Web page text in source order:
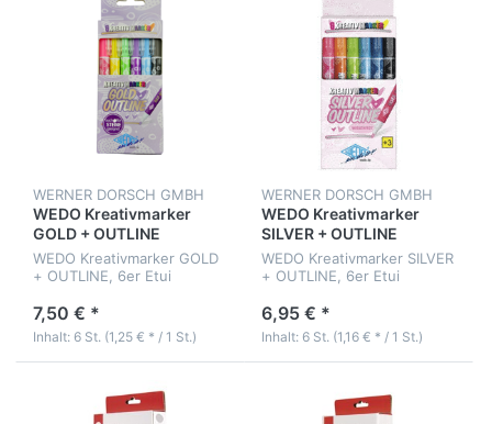
WERNER DORSCH GMBH
WEDO Kreativmarker
GOLD + OUTLINE
WEDO Kreativmarker GOLD
+ OUTLINE, 6er Etui
7,50 € *
Inhalt: 6 St. (1,25 € * / 1 St.)
WERNER DORSCH GMBH
WEDO Kreativmarker
SILVER + OUTLINE
WEDO Kreativmarker SILVER
+ OUTLINE, 6er Etui
6,95 € *
Inhalt: 6 St. (1,16 € * / 1 St.)